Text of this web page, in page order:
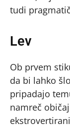
tudi
Lev
Ob prvem
da bi lahko
pripadajo
namreč